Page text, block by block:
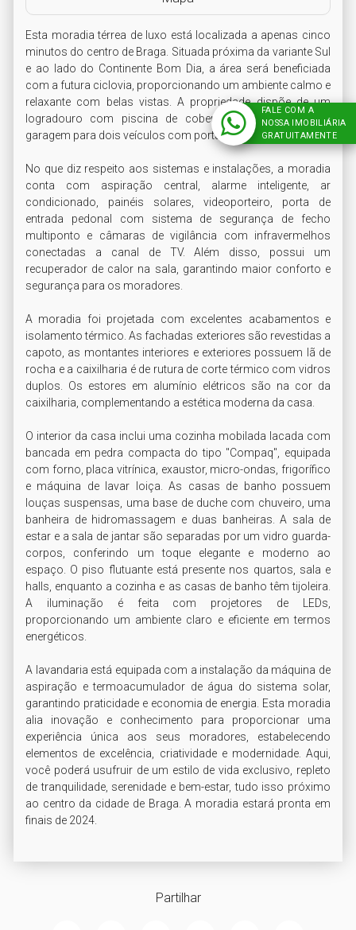
Partilhar
Esta moradia térrea de luxo está localizada a apenas cinco
minutos do centro de Braga. Situada próxima da variante Sul
e ao lado do Continente Bom Dia, a área será beneficiada
com a futura ciclovia, proporcionando um ambiente calmo e
relaxante com belas vistas. A propriedade dispõe de um
logradouro com piscina de cobertura amovível e uma
garagem para dois veículos com portão automatizado.
No que diz respeito aos sistemas e instalações, a moradia
conta com aspiração central, alarme inteligente, ar
condicionado, painéis solares, videoporteiro, porta de
entrada pedonal com sistema de segurança de fecho
multiponto e câmaras de vigilância com infravermelhos
conectadas a canal de TV. Além disso, possui um
recuperador de calor na sala, garantindo maior conforto e
segurança para os moradores.
A moradia foi projetada com excelentes acabamentos e
isolamento térmico. As fachadas exteriores são revestidas a
capoto, as montantes interiores e exteriores possuem lã de
rocha e a caixilharia é de rutura de corte térmico com vidros
duplos. Os estores em alumínio elétricos são na cor da
caixilharia, complementando a estética moderna da casa.
O interior da casa inclui uma cozinha mobilada lacada com
bancada em pedra compacta do tipo "Compaq", equipada
com forno, placa vitrínica, exaustor, micro-ondas, frigorífico
e máquina de lavar loiça. As casas de banho possuem
louças suspensas, uma base de duche com chuveiro, uma
banheira de hidromassagem e duas banheiras. A sala de
estar e a sala de jantar são separadas por um vidro guarda-
corpos, conferindo um toque elegante e moderno ao
espaço. O piso flutuante está presente nos quartos, sala e
halls, enquanto a cozinha e as casas de banho têm tijoleira.
A iluminação é feita com projetores de LEDs,
proporcionando um ambiente claro e eficiente em termos
energéticos.
A lavandaria está equipada com a instalação da máquina de
aspiração e termoacumulador de água do sistema solar,
garantindo praticidade e economia de energia. Esta moradia
alia inovação e conhecimento para proporcionar uma
experiência única aos seus moradores, estabelecendo
elementos de excelência, criatividade e modernidade. Aqui,
você poderá usufruir de um estilo de vida exclusivo, repleto
de tranquilidade, serenidade e bem-estar, tudo isso próximo
ao centro da cidade de Braga. A moradia estará pronta em
finais de 2024.
FALE COM A
NOSSA IMOBILIÁRIA
GRATUITAMENTE